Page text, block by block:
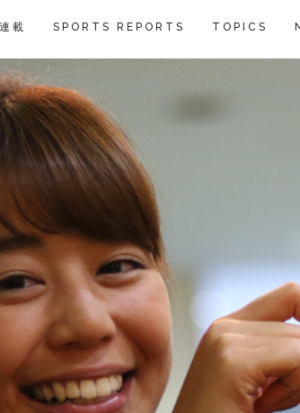
連載 SPORTS REPORTS TOPICS